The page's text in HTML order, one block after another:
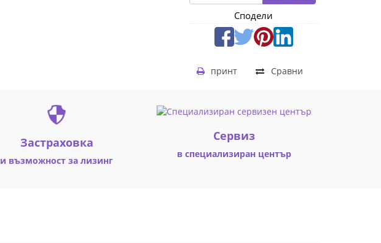
Сподели
Сравни
принт
Застраховка
и възможност за лизинг
Cервиз
в специализиран център